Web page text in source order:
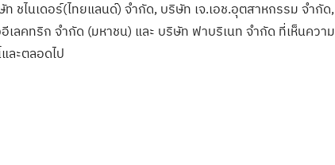
ชไนเดอร์(ไทยแลนด์) จำกัด, บริษัท เจ.เอช.อุตสาหกรรม จำกัด,
ลคทริก จำกัด (มหาชน) และ บริษัท ฟาบริเนท จำกัด ที่เห็นความ
ละตลอดไป